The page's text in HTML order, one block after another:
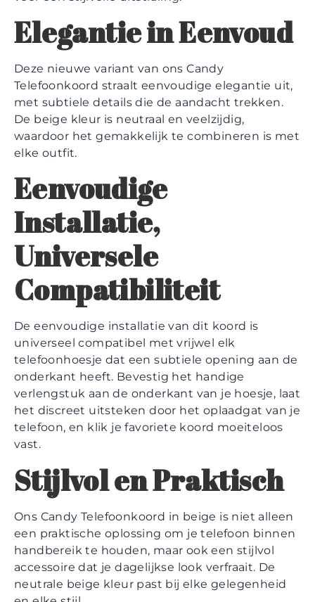
Elegantie in Eenvoud
Deze nieuwe variant van ons Candy
Telefoonkoord straalt eenvoudige elegantie uit,
met subtiele details die de aandacht trekken.
De beige kleur is neutraal en veelzijdig,
waardoor het gemakkelijk te combineren is met
elke outfit.
Eenvoudige
Installatie,
Universele
Compatibiliteit
De eenvoudige installatie van dit koord is
universeel compatibel met vrijwel elk
telefoonhoesje dat een subtiele opening aan de
onderkant heeft. Bevestig het handige
verlengstuk aan de onderkant van je hoesje, laat
het discreet uitsteken door het oplaadgat van je
telefoon, en klik je favoriete koord moeiteloos
vast.
Stijlvol en Praktisch
Ons Candy Telefoonkoord in beige is niet alleen
een praktische oplossing om je telefoon binnen
handbereik te houden, maar ook een stijlvol
accessoire dat je dagelijkse look verfraait. De
neutrale beige kleur past bij elke gelegenheid